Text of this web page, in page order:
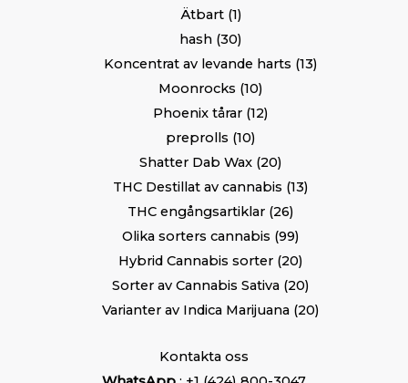
Ätbart 1
hash 30
Koncentrat av levande harts 13
Moonrocks 10
Phoenix tårar 12
preprolls 10
Shatter Dab Wax 20
THC Destillat av cannabis 13
THC engångsartiklar 26
Olika sorters cannabis 99
Hybrid Cannabis sorter 20
Sorter av Cannabis Sativa 20
Varianter av Indica Marijuana 20
Kontakta oss